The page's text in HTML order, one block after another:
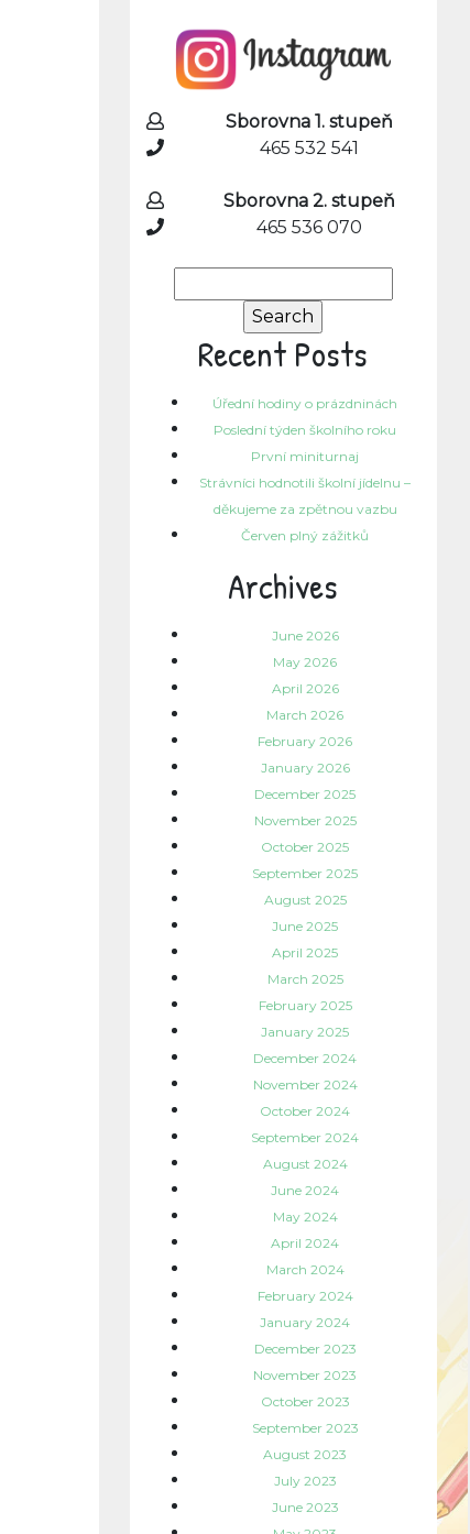
Sborovna 1. stupeň
465 532 541
Sborovna 2. stupeň
465 536 070
for:
Recent Posts
Úřední hodiny o prázdninách
Poslední týden školního roku
První miniturnaj
Strávníci hodnotili školní jídelnu –
děkujeme za zpětnou vazbu
Červen plný zážitků
Archives
June 2026
May 2026
April 2026
March 2026
February 2026
January 2026
December 2025
November 2025
October 2025
September 2025
August 2025
June 2025
April 2025
March 2025
February 2025
January 2025
December 2024
November 2024
October 2024
September 2024
August 2024
June 2024
May 2024
April 2024
March 2024
February 2024
January 2024
December 2023
November 2023
October 2023
September 2023
August 2023
July 2023
June 2023